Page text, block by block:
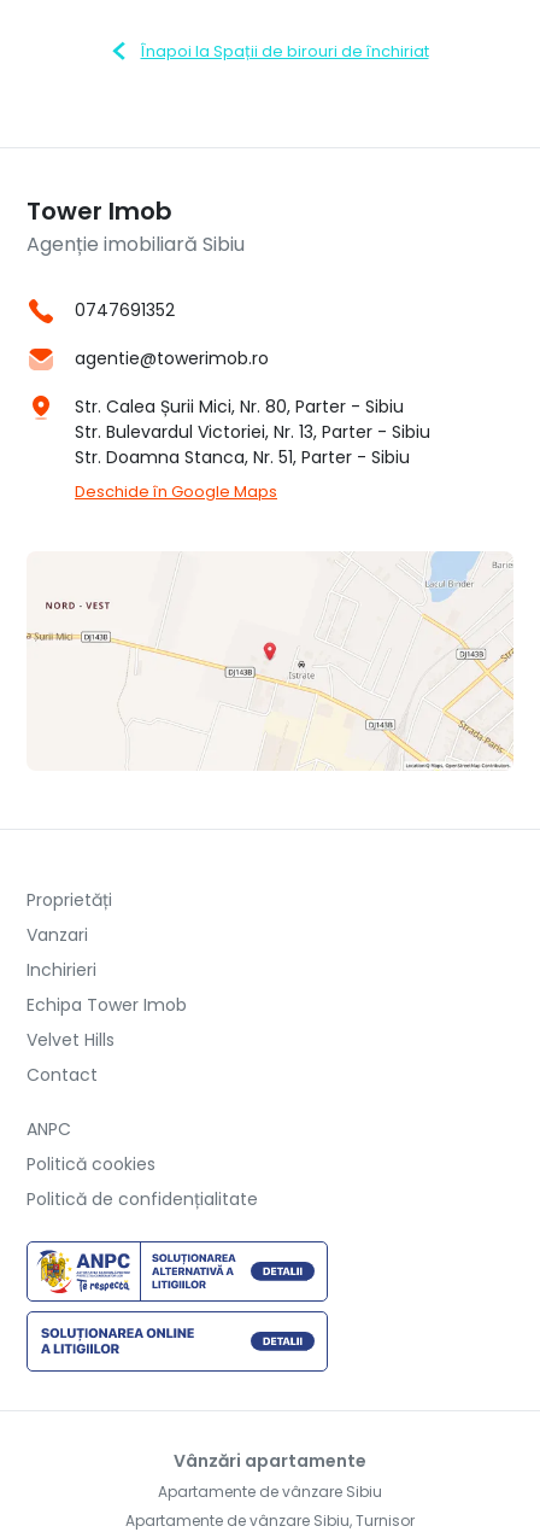
Înapoi la Spații de birouri de închiriat
Tower Imob
Agenție imobiliară Sibiu
0747691352
agentie@towerimob.ro
Str. Calea Șurii Mici, Nr. 80, Parter - Sibiu
Str. Bulevardul Victoriei, Nr. 13, Parter - Sibiu
Str. Doamna Stanca, Nr. 51, Parter - Sibiu
Deschide în Google Maps
Proprietăți
Vanzari
Inchirieri
Echipa Tower Imob
Velvet Hills
Contact
ANPC
Politică cookies
Politică de confidențialitate
Vânzări apartamente
Apartamente de vânzare Sibiu
Apartamente de vânzare Sibiu, Turnisor